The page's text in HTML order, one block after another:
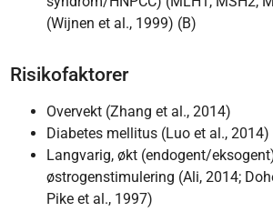
(Wijnen et al., 1999) (B)
Risikofaktorer
Overvekt (Zhang et al., 2014)
Diabetes mellitus (Luo et al., 2014)
Langvarig, økt (endogent/
østrogenstimulering (Ali, 2014;
Pike et al., 1997)